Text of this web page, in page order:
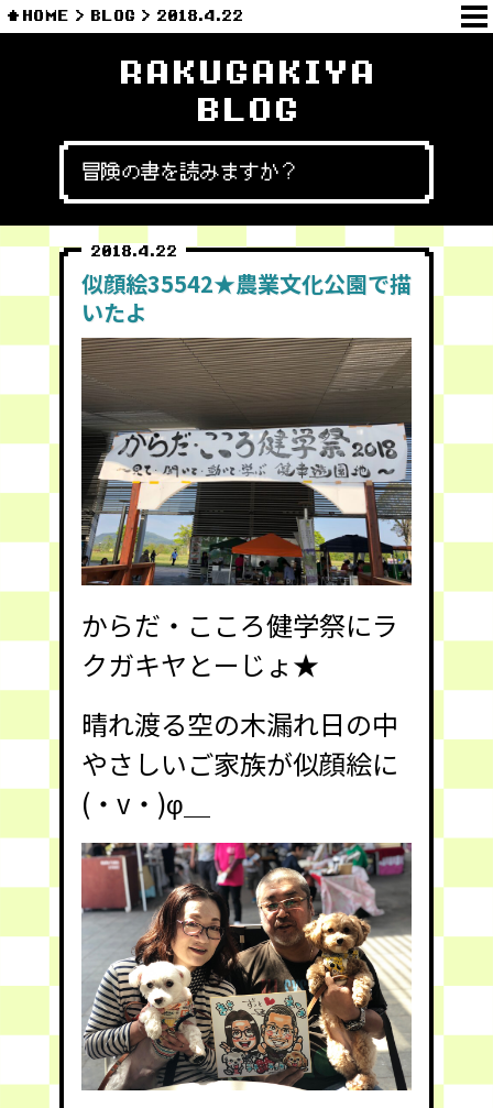
HOME BLOG 2018.4.22
RAKUGAKIYA
BLOG
冒険の書を読みますか？
2018.4.22
似顔絵35542★農業文化公園で描
いたよ
からだ・こころ健学祭にラ
クガキヤとーじょ★
晴れ渡る空の木漏れ日の中
やさしいご家族が似顔絵に
(・v・)φ＿